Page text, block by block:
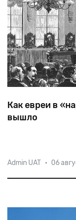
Как евреи в
вышло
Александра II,
Первую бомбу в
Admin UAT • 06